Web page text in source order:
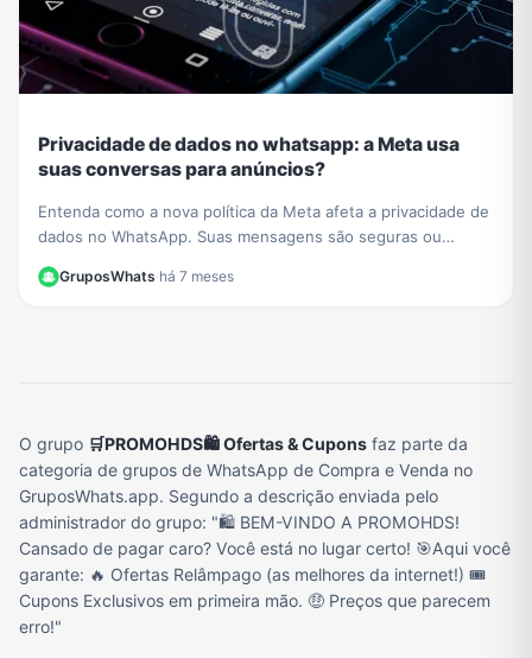
Privacidade de dados no whatsapp: a Meta usa
suas conversas para anúncios?
Entenda como a nova política da Meta afeta a privacidade de
dados no WhatsApp. Suas mensagens são seguras ou
GruposWhats·há 7 meses
O grupo 🛒PROMOHDS🛍️ Ofertas & Cupons faz parte da
categoria de grupos de WhatsApp de Compra e Venda no
GruposWhats.app. Segundo a descrição enviada pelo
administrador do grupo: "🛍️ BEM-VINDO A PROMOHDS! ​
Cansado de pagar caro? Você está no lugar certo! 🎯 ​Aqui você
garante: 🔥 Ofertas Relâmpago (as melhores da internet!) 🎟️
Cupons Exclusivos em primeira mão. 🤑 Preços que parecem
erro!"